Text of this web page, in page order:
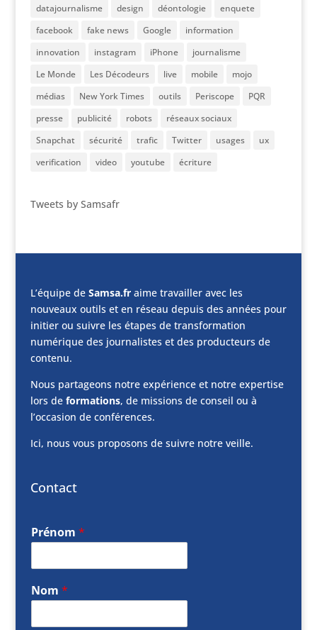
datajournalisme
design déontologie
enquete
facebook
fake news Google
information
innovation
instagram iPhone
journalisme
Le Monde
Les Décodeurs live mobile
mojo
médias
New York Times outils Periscope
PQR
presse
publicité robots
réseaux sociaux
Snapchat
sécurité trafic Twitter usages
ux
verification
video youtube écriture
Tweets by Samsafr
L’équipe de Samsa.fraime travailler avec les
nouveaux outils et en réseau depuis des années pour
initier ou suivre les étapes de transformation
numérique des journalistes et des producteurs de
contenu.
Nous partageons notre expérience et notre expertise
lors de formations, de missions de conseil ou à
l’occasion de conférences.
Ici, nous vous proposons de suivre notre veille.
Contact
Prénom *
Nom *